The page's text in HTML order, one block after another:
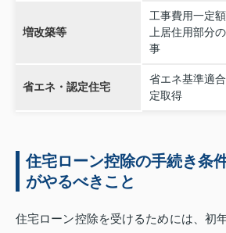
増改築等
工事費用一定
上居住用部分
事
省エネ・認定住宅
省エネ基準適
定取得
住宅ローン控除の手続き条
がやるべきこと
住宅ローン控除を受けるためには、初